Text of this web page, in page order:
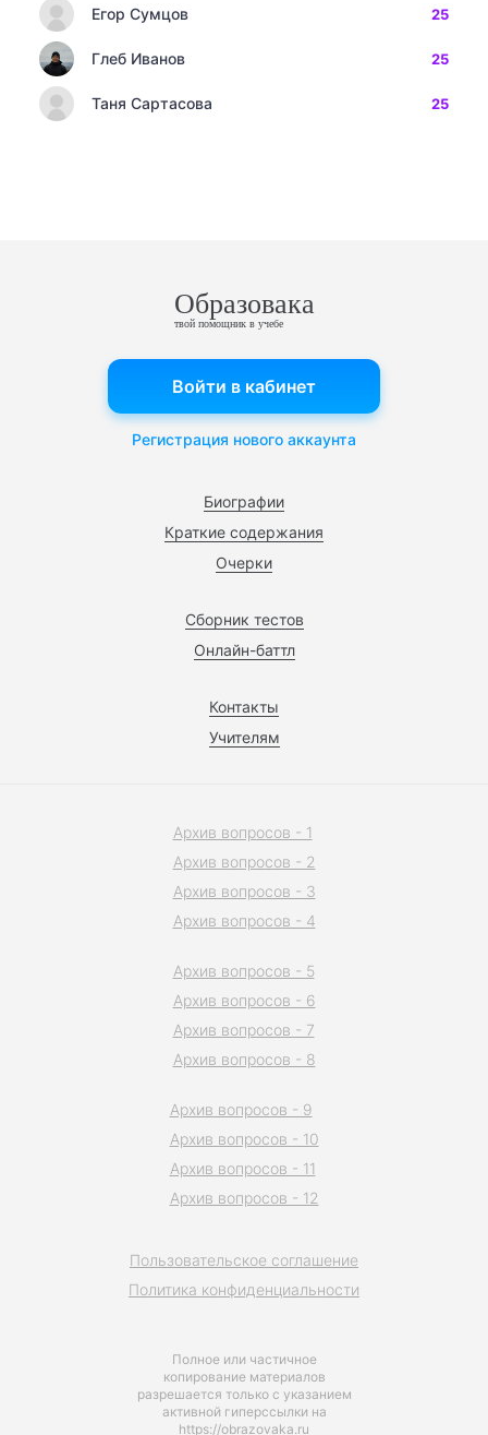
Егор Сумцов 25
Глеб Иванов 25
Таня Сартасова 25
Образовака
твой помощник в учебе
Биографии
Краткие содержания
Очерки
Сборник тестов
Онлайн-баттл
Контакты
Учителям
Войти в кабинет
Регистрация нового аккаунта
Полное или частичное
копирование материалов
разрешается только с указанием
активной гиперссылки на
https://obrazovaka.ru
Пользовательское соглашение
Политика конфиденциальности
Архив вопросов - 1
Архив вопросов - 2
Архив вопросов - 3
Архив вопросов - 4
Архив вопросов - 5
Архив вопросов - 6
Архив вопросов - 7
Архив вопросов - 8
Архив вопросов - 9
Архив вопросов - 10
Архив вопросов - 11
Архив вопросов - 12